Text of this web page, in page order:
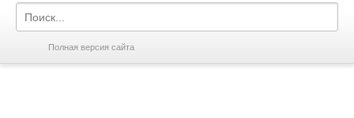
Полная версия сайта